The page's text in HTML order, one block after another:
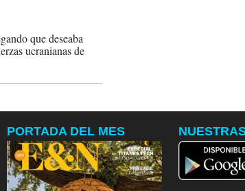
que deseaba
ucranianas de
PORTADA DEL MES